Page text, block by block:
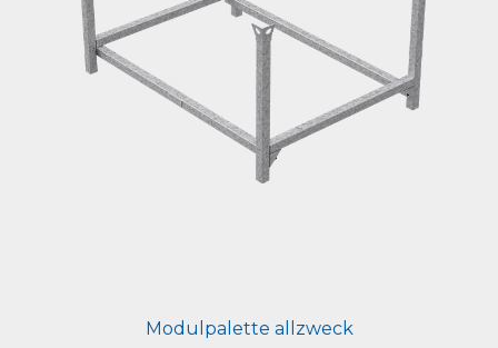
Modulpalette allzweck